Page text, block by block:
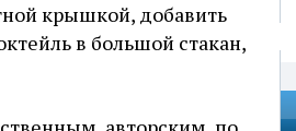
крышкой, добавить
в большой стакан,